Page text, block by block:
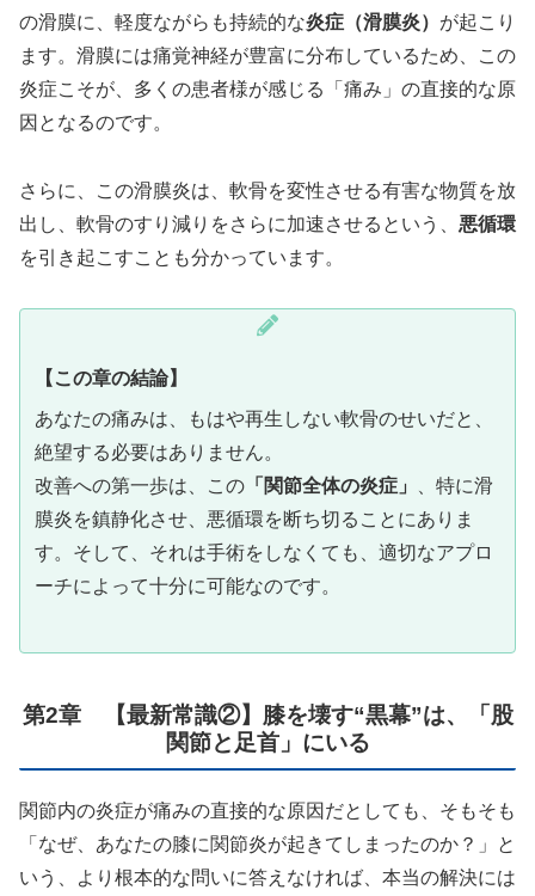
の滑膜に、軽度ながらも持続的な炎症（滑膜炎） が起こり
ます。滑膜には痛覚神経が豊富に分布しているため、この
炎症こそが、多くの患者様が感じる「痛み」の直接的な原
因となるのです。
さらに、この滑膜炎は、軟骨を変性させる有害な物質を放
出し、軟骨のすり減りをさらに加速させるという、 悪循環
を引き起こすことも分かっています。
【この章の結論】
あなたの痛みは、もはや再生しない軟骨のせいだと、
絶望する必要はありません。
改善への第一歩は、この 「関節全体の炎症」
、特に滑
膜炎を鎮静化させ、悪循環を断ち切ることにありま
す。そして、それは手術をしなくても、適切なアプロ
ーチによって十分に可能なのです。
第2章 【最新常識②】膝を壊す“黒幕”は、「股
関節と足首」にいる
関節内の炎症が痛みの直接的な原因だとしても、そもそも
「なぜ、あなたの膝に関節炎が起きてしまったのか？」と
いう、より根本的な問いに答えなければ、本当の解決には